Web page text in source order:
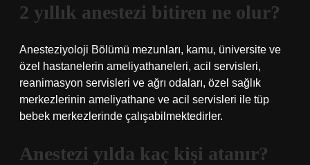
2 yıllık anestezi bitiren ne olur?
Anesteziyoloji Bölümü mezunları, kamu, üniversite ve
özel hastanelerin ameliyathaneleri, acil servisleri,
reanimasyon servisleri ve ağrı odaları, özel sağlık
merkezlerinin ameliyathane ve acil servisleri ile tüp
bebek merkezlerinde çalışabilmektedirler.
Anestezi yılda kaç kişi atanır?